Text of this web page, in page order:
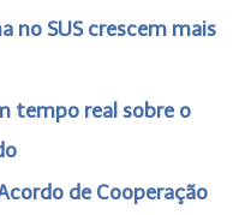
no SUS crescem mais
tempo real sobre o
de Cooperação